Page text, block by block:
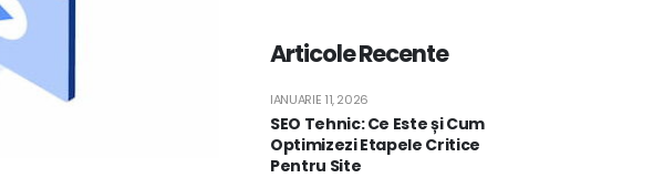
Articole Recente
SEO Tehnic: Ce Este și Cum
Optimizezi Etapele Critice
Pentru Site
IANUARIE 11, 2026